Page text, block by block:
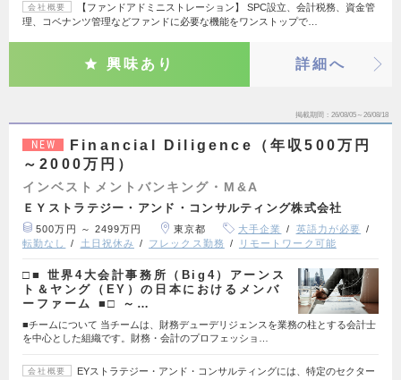
会社概要
【ファンドアドミニストレーション】 SPC設立、会計税務、資金管
理、コベナンツ管理などファンドに必要な機能をワンストップで…
興味あり 詳細へ
掲載期間 26/08/05～26/08/18
NEW
Financial Diligence（年収500万円
～2000万円）
インベストメントバンキング・M&A
ＥＹストラテジー・アンド・コンサルティング株式会社
500万円 ～ 2499万円 東京都 大手企業
英語力が必要
転勤なし
土日祝休み フレックス勤務 リモートワーク可能
□■ 世界4大会計事務所（Big4）アーンス
ト＆ヤング（EY）の日本におけるメンバ
ーファーム ■□ ～…
■チームについて 当チームは、財務デューデリジェンスを業務の柱とする会計士
を中心とした組織です。財務・会計のプロフェッショ…
会社概要 EYストラテジー・アンド・コンサルティングには、特定のセクター